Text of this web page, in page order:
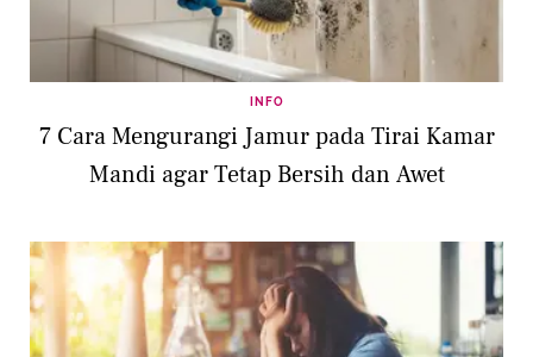
INFO
7 Cara Mengurangi Jamur pada Tirai Kamar
Mandi agar Tetap Bersih dan Awet